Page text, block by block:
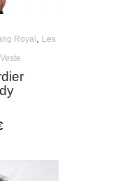
Royal
Les
Veste
Price
through
81,50€